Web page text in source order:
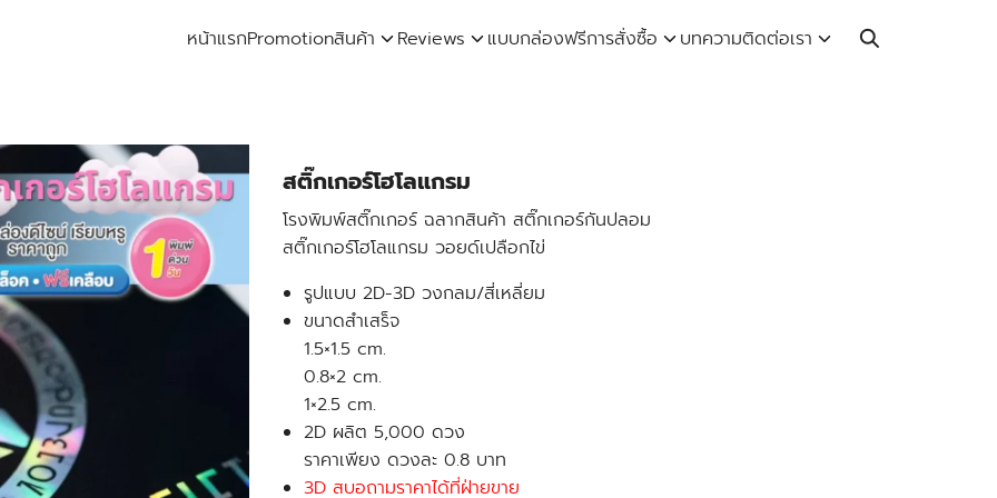
หน้าแรกPromotionสินค้า Reviews แบบกล่องฟรีการสั่งซื้อ บทความติดต่อเรา
สติ๊กเกอร์โฮโลแกรม
โรงพิมพ์สติ๊กเกอร์ ฉลากสินค้า สติ๊กเกอร์กันปลอม
สติ๊กเกอร์โฮโลแกรม วอยด์เปลือกไข่
รูปแบบ 2D-3D วงกลม/สี่เหลี่ยม
ขนาดสำเสร็จ
1.5×1.5 cm.
0.8×2 cm.
1×2.5 cm.
2D ผลิต 5,000 ดวง
ราคาเพียง ดวงละ 0.8 บาท
3D สบอถามราคาได้ที่ฝ่ายขาย